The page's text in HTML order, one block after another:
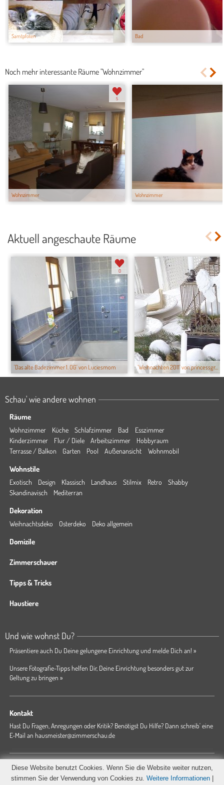
Samtpfoten Bad
Noch mehr interessante Räume "Wohnzimmer"
Wohnzimmer
5
Wohnzimmer
Aktuell angeschaute Räume
'Das alte Badezimmer 1. OG' von Luciesmom
0
'Weihnachten 2011' von princessgr...
Schau' wie andere wohnen
Räume
Wohnzimmer Küche Schlafzimmer Bad
Esszimmer
Kinderzimmer
Flur / Diele Arbeitszimmer
Hobbyraum
Terrasse / Balkon
Garten Pool Außenansicht Wohnmobil
Wohnstile
Exotisch Design Klassisch Landhaus Stilmix Retro
Shabby
Skandinavisch
Mediterran
Dekoration
Weihnachtsdeko Osterdeko Deko allgemein
Domizile
Zimmerschauer
Tipps & Tricks
Haustiere
Und wie wohnst Du?
Präsentiere auch Du Deine gelungene Einrichtung und melde Dich an! »
Unsere Fotografie-Tipps helfen Dir, Deine Einrichtung besonders gut zur
Geltung zu bringen »
Kontakt
Hast Du Fragen, Anregungen oder Kritik? Benötigst Du Hilfe? Dann schreib' eine
E-Mail an hausmeister@zimmerschau.de
Forum Magazin AGB Presse Datenschutz
Impressum
Hausordnung
Diese Website benutzt Cookies. Wenn Sie die Website weiter nutzen,
stimmen Sie der Verwendung von Cookies zu. Weitere Informationen